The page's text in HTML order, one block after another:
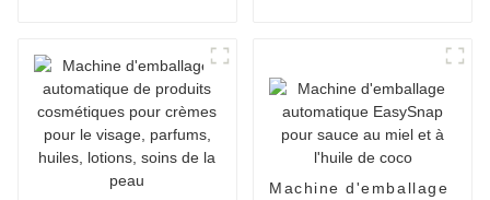
Machine d'emballage